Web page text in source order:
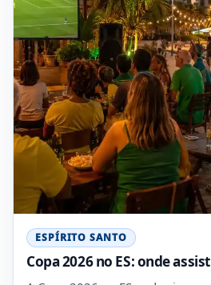
ESPÍRITO SANTO
Copa 2026 no ES: onde